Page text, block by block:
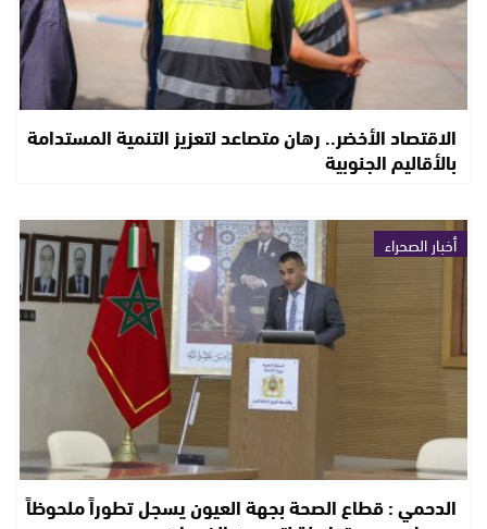
الاقتصاد الأخضر.. رهان متصاعد لتعزيز التنمية المستدامة
بالأقاليم الجنوبية
أخبار الصحراء
الدحمي : قطاع الصحة بجهة العيون يسجل تطوراً ملحوظاً